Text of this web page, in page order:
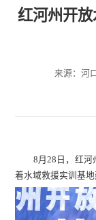
红河州开
来源：河
8月28日，红河
着水域救援实训基